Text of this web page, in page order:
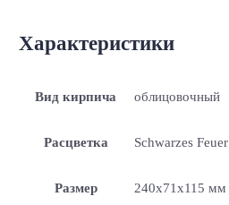
Характеристики
Вид кирпича облицовочный
Расцветка Schwarzes Feuer
Размер 240x71x115 мм